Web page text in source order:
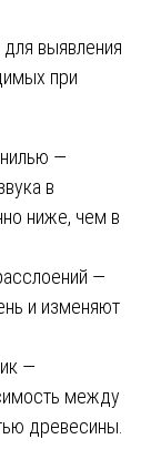
выявления
при
—
в
ниже, чем в
—
и изменяют
—
между
древесины.